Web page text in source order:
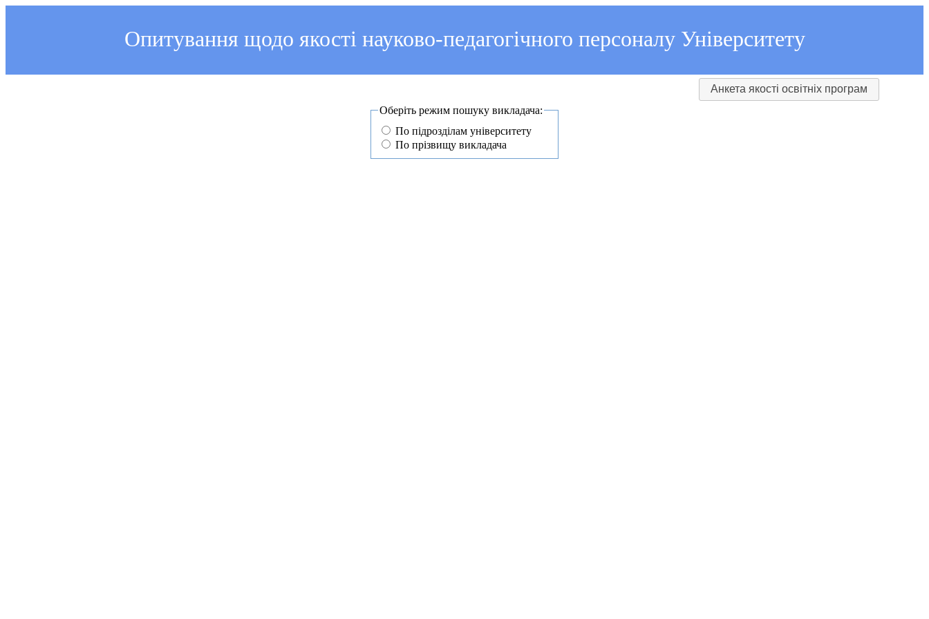
Опитування щодо якості науково-педагогічного персоналу Університету
Анкета якості освітніх програм
Оберіть режим пошуку викладача:
По підрозділам університету
По прізвищу викладача